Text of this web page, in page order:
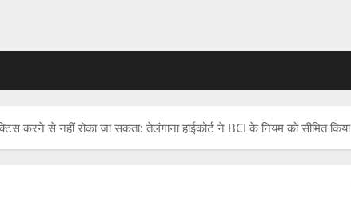
करने से नहीं रोका जा सकता: तेलंगाना हाईकोर्ट ने BCI के नियम को सीमित किया